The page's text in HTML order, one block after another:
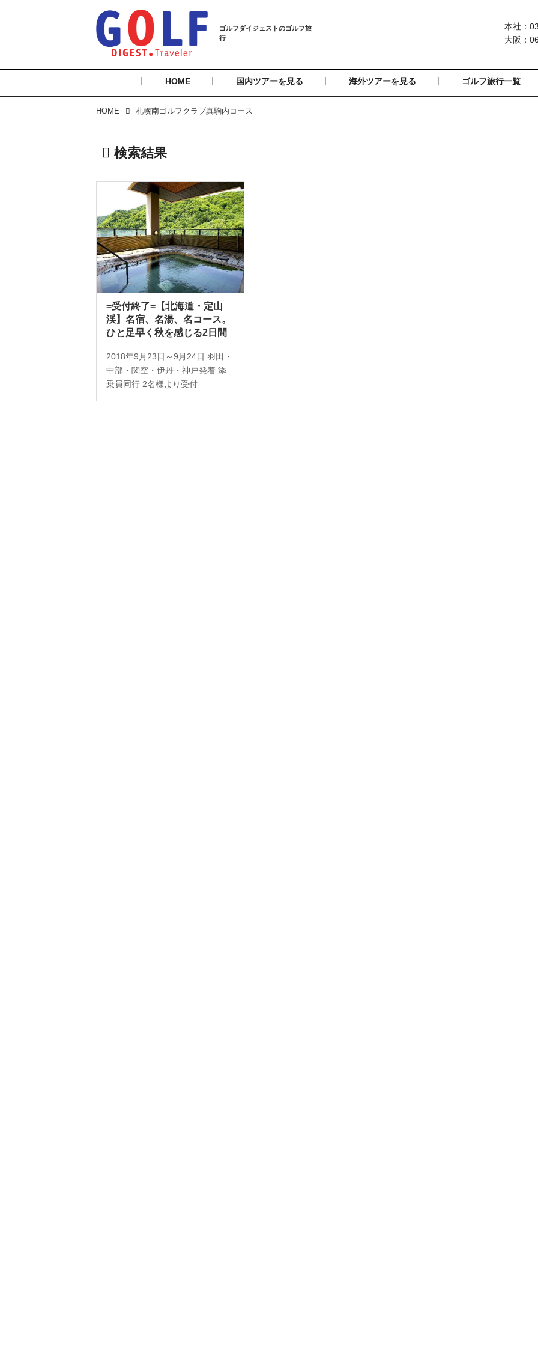
HOME 国内ツアーを見る 海外ツアーを見る ゴルフ旅行一覧
本社：
大阪：
HOME 札幌南ゴルフクラブ真駒内コース
検索結果
=受付終了=【北海道・定山
渓】名宿、名湯、名コース。
ひと足早く秋を感じる2日間
2018年9月23日～9月24日 羽田・
中部・関空・伊丹・神戸発着 添
乗員同行 2名様より受付